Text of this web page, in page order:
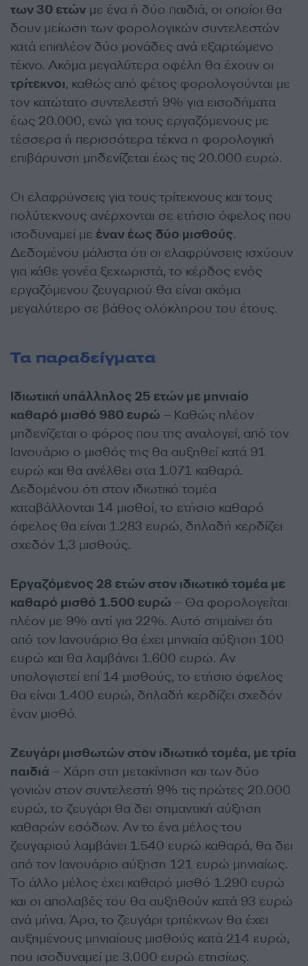
των 30 ετών με ένα ή δύο παιδιά, οι οποίοι θα
δουν μείωση των φορολογικών συντελεστών
κατά επιπλέον δύο μονάδες ανά εξαρτώμενο
τέκνο. Ακόμα μεγαλύτερα οφέλη θα έχουν οι
τρίτεκνοι, καθώς από φέτος φορολογούνται με
τον κατώτατο συντελεστή 9% για εισοδήματα
έως 20.000, ενώ για τους εργαζόμενους με
τέσσερα ή περισσότερα τέκνα η φορολογική
επιβάρυνση μηδενίζεται έως τις 20.000 ευρώ.
Οι ελαφρύνσεις για τους τρίτεκνους και τους
πολύτεκνους ανέρχονται σε ετήσιο όφελος που
ισοδυναμεί με έναν έως δύο μισθούς.
Δεδομένου μάλιστα ότι οι ελαφρύνσεις ισχύουν
για κάθε γονέα ξεχωριστά, το κέρδος ενός
εργαζόμενου ζευγαριού θα είναι ακόμα
μεγαλύτερο σε βάθος ολόκληρου του έτους.
Τα παραδείγματα
Ιδιωτική υπάλληλος 25 ετών με μηνιαίο
καθαρό μισθό 980 ευρώ – Καθώς πλέον
μηδενίζεται ο φόρος που της αναλογεί, από τον
Ιανουάριο ο μισθός της θα αυξηθεί κατά 91
ευρώ και θα ανέλθει στα 1.071 καθαρά.
Δεδομένου ότι στον ιδιωτικό τομέα
καταβάλλονται 14 μισθοί, το ετήσιο καθαρό
όφελος θα είναι 1.283 ευρώ, δηλαδή κερδίζει
σχεδόν 1,3 μισθούς.
Εργαζόμενος 28 ετών στον ιδιωτικό τομέα με
καθαρό μισθό 1.500 ευρώ – Θα φορολογείται
πλέον με 9% αντί για 22%. Αυτό σημαίνει ότι
από τον Ιανουάριο θα έχει μηνιαία αύξηση 100
ευρώ και θα λαμβάνει 1.600 ευρώ. Αν
υπολογιστεί επί 14 μισθούς, το ετήσιο όφελος
θα είναι 1.400 ευρώ, δηλαδή κερδίζει σχεδόν
έναν μισθό.
Ζευγάρι μισθωτών στον ιδιωτικό τομέα, με τρία
παιδιά – Χάρη στη μετακίνηση και των δύο
γονιών στον συντελεστή 9% τις πρώτες 20.000
ευρώ, το ζευγάρι θα δει σημαντική αύξηση
καθαρών εσόδων. Αν το ένα μέλος του
ζευγαριού λαμβάνει 1.540 ευρώ καθαρά, θα δει
από τον Ιανουάριο αύξηση 121 ευρώ μηνιαίως.
Το άλλο μέλος έχει καθαρό μισθό 1.290 ευρώ
και οι απολαβές του θα αυξηθούν κατά 93 ευρώ
ανά μήνα. Άρα, το ζευγάρι τριτέκνων θα έχει
αυξημένους μηνιαίους μισθούς κατά 214 ευρώ,
που ισοδυναμεί με 3.000 ευρώ ετησίως.